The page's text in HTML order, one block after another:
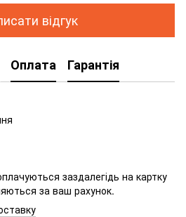
відгук
Оплата Гарантія
заздалегідь на картку
за ваш рахунок.